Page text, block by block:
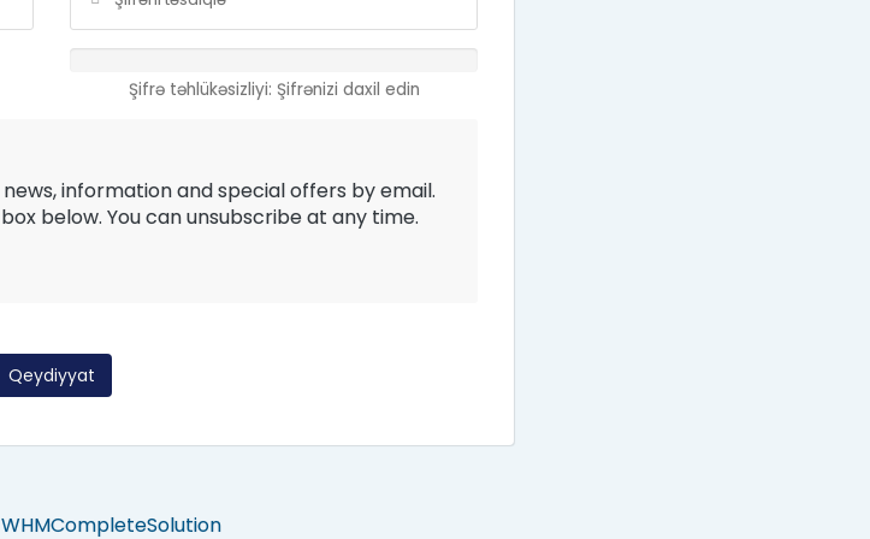
Şifrə təhlükəsizliyi: Şifrənizi daxil edin
information and special offers by email.
below. You can unsubscribe at any time.
WHMCompleteSolution